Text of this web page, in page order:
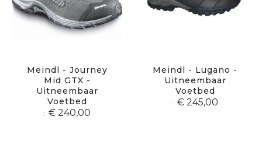
Meindl - Journey
Mid GTX -
Uitneembaar
Voetbed
€ 240,00
Meindl - Lugano -
Uitneembaar
Voetbed
€ 245,00